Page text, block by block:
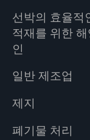
선박의 효율적
적재를 위한
인
일반 제조업
제지
폐기물 처리